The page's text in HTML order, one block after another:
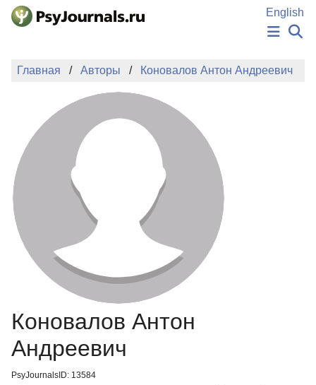
Перейти к основному содержанию
English
НОВОСТИ
АВТОРЫ
ПОДАТЬ РУКОПИСЬ
БАЗА ЗНАНИЙ
КЛЮЧЕВЫЕ СЛОВА
Регистрация
Главная Авторы Коновалов Антон Андреевич
Коновалов Антон
Андреевич
PsyJournalsID: 13584